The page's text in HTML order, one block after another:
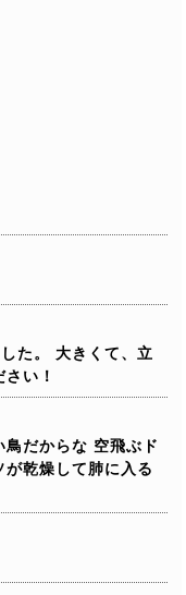
た。
大きくて、立
い！
鳥だからな 空飛ぶド
乾燥して肺に入る